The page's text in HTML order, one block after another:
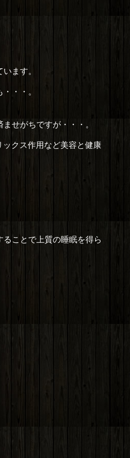
ます。
・・。
せがちですが・・・。
クス作用など美容と健康
ることで上質の睡眠を得ら